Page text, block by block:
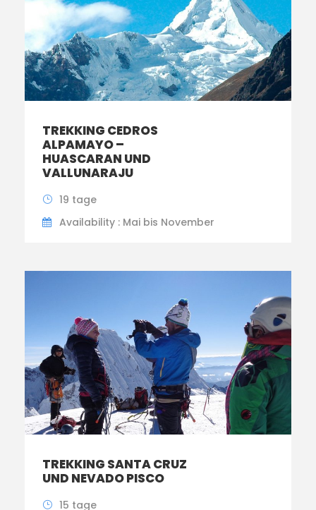
TREKKING CEDROS
ALPAMAYO –
HUASCARAN UND
VALLUNARAJU
19 tage
Availability : Mai bis November
TREKKING SANTA CRUZ
UND NEVADO PISCO
15 tage